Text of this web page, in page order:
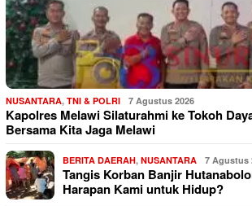
NUSANTARA, TNI & POLRI 7 Agustus 2026
Kapolres Melawi Silaturahmi ke Tokoh
Bersama Kita Jaga Melawi
BERITA DAERAH, NUSANTARA 7 Agustus
Tangis Korban Banjir
Harapan Kami untuk Hidup?